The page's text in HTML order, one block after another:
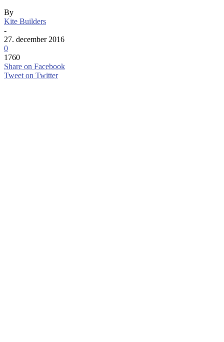
By
Kite Builders
-
27. december 2016
0
1760
Share on Facebook
Tweet on Twitter